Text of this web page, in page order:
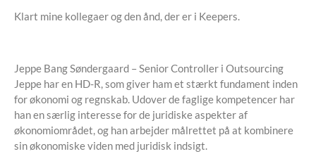
Klart mine kollegaer og den ånd, der er i Keepers.
Jeppe Bang Søndergaard – Senior Controller i Outsourcing
Jeppe har en HD-R, som giver ham et stærkt fundament inden
for økonomi og regnskab. Udover de faglige kompetencer har
han en særlig interesse for de juridiske aspekter af
økonomiområdet, og han arbejder målrettet på at kombinere
sin økonomiske viden med juridisk indsigt.